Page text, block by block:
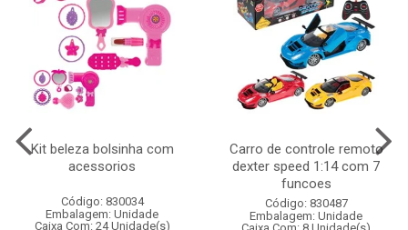
Kit beleza bolsinha com
acessorios
Código: 830034
Embalagem: Unidade
Caixa Com: 24 Unidade(s)
Carro de controle remoto
dexter speed 1:14 com 7
funcoes
Código: 830487
Embalagem: Unidade